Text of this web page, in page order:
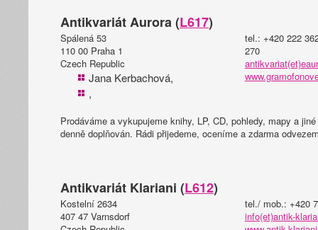
Antikvariát Aurora (L617)
Spálená 53
110 00 Praha 1
Czech Republic
Jana Kerbachová,
,
tel.: +420 222
270
Prodáváme a vykupujeme knihy, LP, CD, pohledy, mapy a
denně doplňován. Rádi přijedeme, oceníme a zdarma
Antikvariát Klariani (L612)
Kostelní 2634
407 47 Varnsdorf
tel./ mob.: +420
info(et)antik-